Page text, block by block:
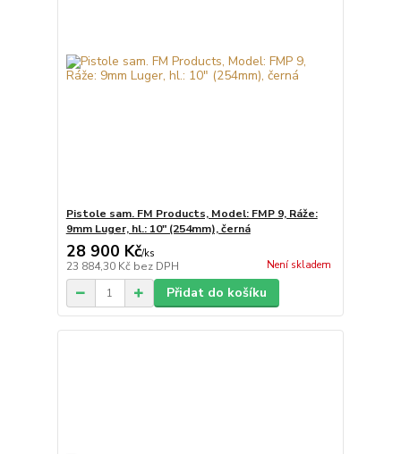
Pistole sam. FM Products, Model: FMP 9, Ráže:
9mm Luger, hl.: 10" (254mm), černá
28 900 Kč/ks
23 884,30 Kč bez DPH Není skladem
Přidat do košíku